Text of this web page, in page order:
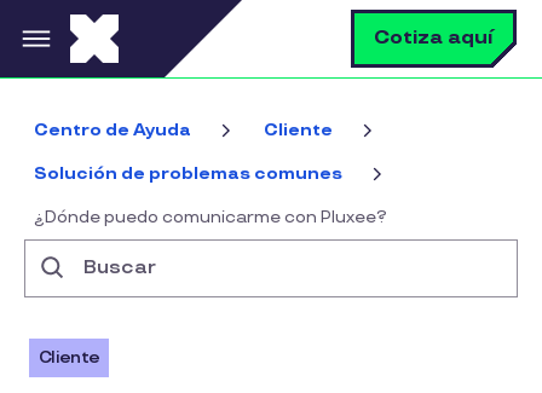
Pasar al contenido principal Cotiza aquí
Centro de Ayuda Cliente
Solución de problemas comunes
¿Dónde puedo comunicarme con Pluxee?
Cliente